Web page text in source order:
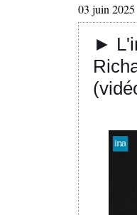
03 juin 2025
►